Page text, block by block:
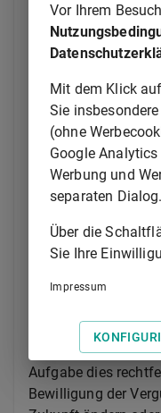
Landesrecht
Fällen auf Antrag
wegen notwendige
Handlungsfähigkeit
Die Behörde ist
befristet zu
vorgesehenen Zahl
abzuweichen,
einzelne
die ihnen nach der
anderen
(2) Die Behörde
Organmitglied bei
bewilligen, wenn
der Umfang und
Aufgabe dies
Bewilligung der
Vor Ihrem
Mit dem Klick
Sie
(ohne
Google
Werbung und
separaten Dialog.
Über die
Sie Ihre
Impressum